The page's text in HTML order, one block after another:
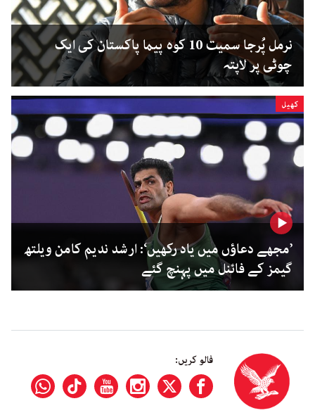
نرمل پُرجا سمیت 10 کوہ پیما پاکستان کی ایک
چوٹی پر لاپتہ
کھیل
’مجھے دعاؤں میں یاد رکھیں‘: ارشد ندیم کامن ویلتھ
گیمز کے فائنل میں پہنچ گئے
فالو کریں: